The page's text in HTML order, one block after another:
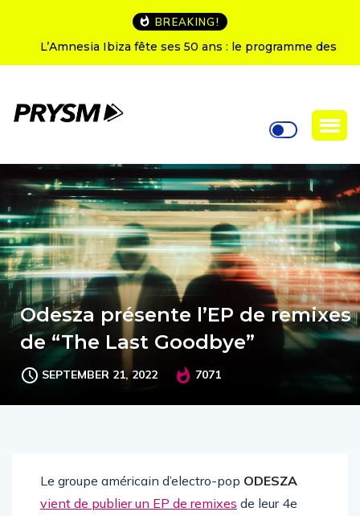
BREAKING!
L’Amnesia Ibiza fête ses 50 ans : le programme des
soirées d’ouverture
Odesza présente l’EP de remixes
de “The Last Goodbye”
Le groupe américain d’electro-popODESZA